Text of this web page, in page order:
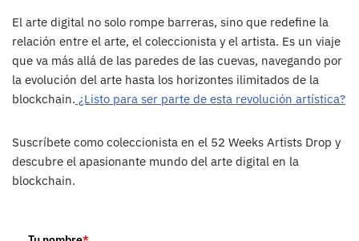
El arte digital no solo rompe barreras, sino que redefine la
relación entre el arte, el coleccionista y el artista. Es un viaje
que va más allá de las paredes de las cuevas, navegando por
la evolución del arte hasta los horizontes ilimitados de la
blockchain. ¿Listo para ser parte de esta revolución artística?
Suscríbete como coleccionista en el 52 Weeks Artists Drop y
descubre el apasionante mundo del arte digital en la
blockchain.